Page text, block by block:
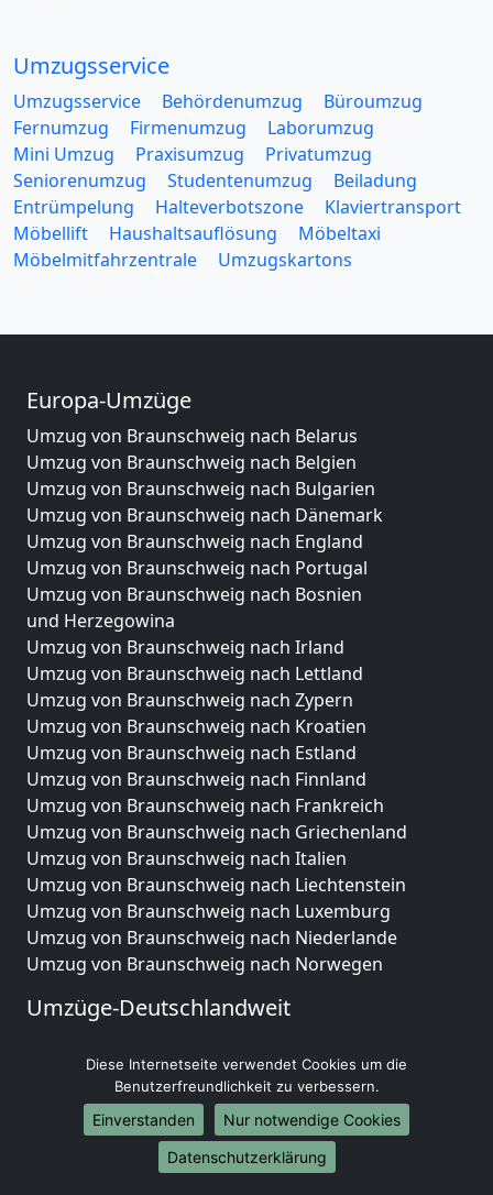
Umzugsservice
Umzugsservice Behördenumzug
Büroumzug
Fernumzug
Firmenumzug
Laborumzug
Mini Umzug
Praxisumzug
Privatumzug
Seniorenumzug
Studentenumzug
Beiladung
Entrümpelung
Halteverbotszone
Klaviertransport
Möbellift
Haushaltsauflösung
Möbeltaxi
Möbelmitfahrzentrale
Umzugskartons
Europa-Umzüge
Umzug von Braunschweig nach Belarus
Umzug von Braunschweig nach Belgien
Umzug von Braunschweig nach Bulgarien
Umzug von Braunschweig nach Dänemark
Umzug von Braunschweig nach England
Umzug von Braunschweig nach Portugal
Umzug von Braunschweig nach Bosnien
und Herzegowina
Umzug von Braunschweig nach Irland
Umzug von Braunschweig nach Lettland
Umzug von Braunschweig nach Zypern
Umzug von Braunschweig nach Kroatien
Umzug von Braunschweig nach Estland
Umzug von Braunschweig nach Finnland
Umzug von Braunschweig nach Frankreich
Umzug von Braunschweig nach Griechenland
Umzug von Braunschweig nach Italien
Umzug von Braunschweig nach Liechtenstein
Umzug von Braunschweig nach Luxemburg
Umzug von Braunschweig nach Niederlande
Umzug von Braunschweig nach Norwegen
Umzüge-Deutschlandweit
Umzug von Braunschweig nach Hamburg
Umzug von Braunschweig nach München
Umzug von Braunschweig nach Köln
Umzug von Braunschweig nach Frankfurt am Main
Umzug von Braunschweig nach Stuttgart
Diese Internetseite verwendet Cookies um die
Benutzerfreundlichkeit zu verbessern.
Einverstanden
Nur notwendige Cookies
Datenschutzerklärung